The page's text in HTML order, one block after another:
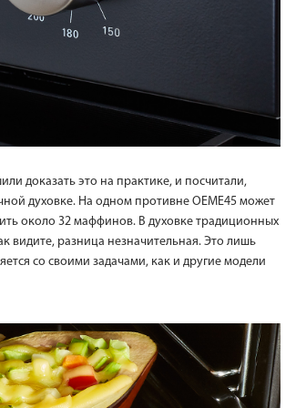
доказать это на практике, и посчитали,
духовке. На одном противне OEME45 может
около 32 маффинов. В духовке традиционных
видите, разница незначительная. Это лишь
со своими задачами, как и другие модели